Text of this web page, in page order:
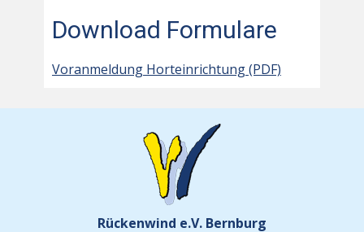
Download Formulare
Voranmeldung Horteinrichtung (PDF)
Rückenwind e.V. Bernburg